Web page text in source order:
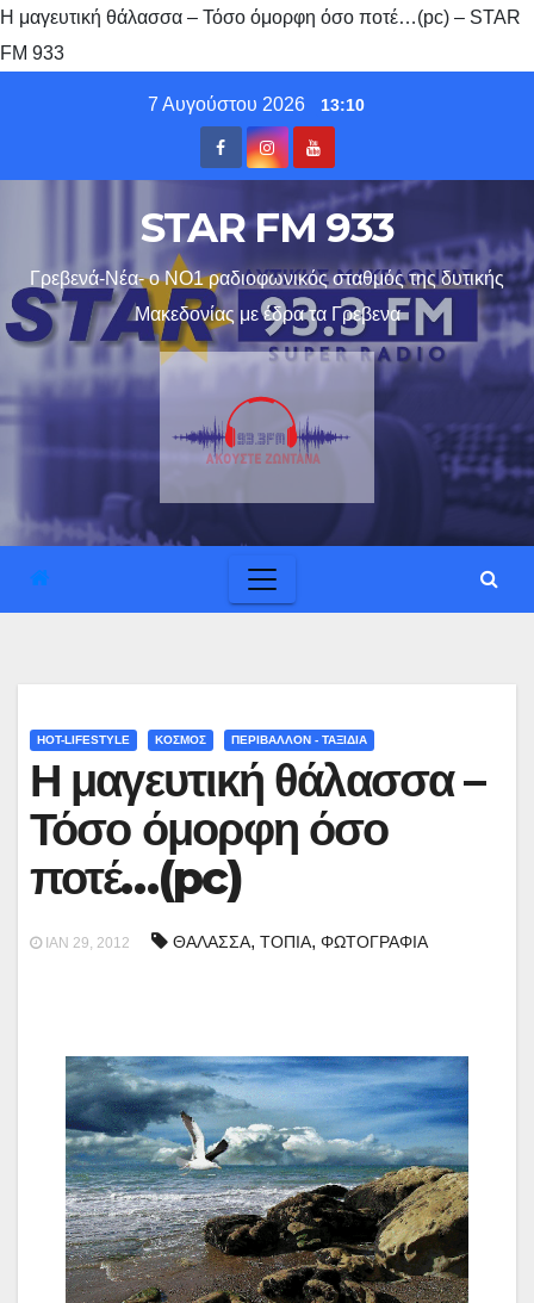
Η μαγευτική θάλασσα – Τόσο όμορφη όσο ποτέ…(pc) – STAR
FM 933
7 Αυγούστου 2026 13:10
STAR FM 933
Γρεβενά-Νέα- ο ΝΟ1 ραδιοφωνικός σταθμός της δυτικής
Μακεδονίας με έδρα τα Γρεβενα
HOT-LIFESTYLE ΚΟΣΜΟΣ ΠΕΡΙΒΑΛΛΟΝ - ΤΑΞΙΔΙΑ
Η μαγευτική θάλασσα –
Τόσο όμορφη όσο
ποτέ…(pc)
ΙΑΝ 29, 2012 ΘΑΛΑΣΣΑ, ΤΟΠΙΑ, ΦΩΤΟΓΡΑΦΙΑ